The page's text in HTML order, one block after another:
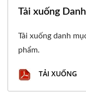
Tải xuống
Tải xuống danh
phẩm.
TẢI XUỐNG